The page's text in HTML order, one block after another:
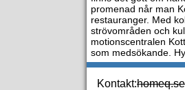
promenad når man
restauranger. Med
strövområden och
motionscentralen
som medsökande.
Kontakt:homeq.se